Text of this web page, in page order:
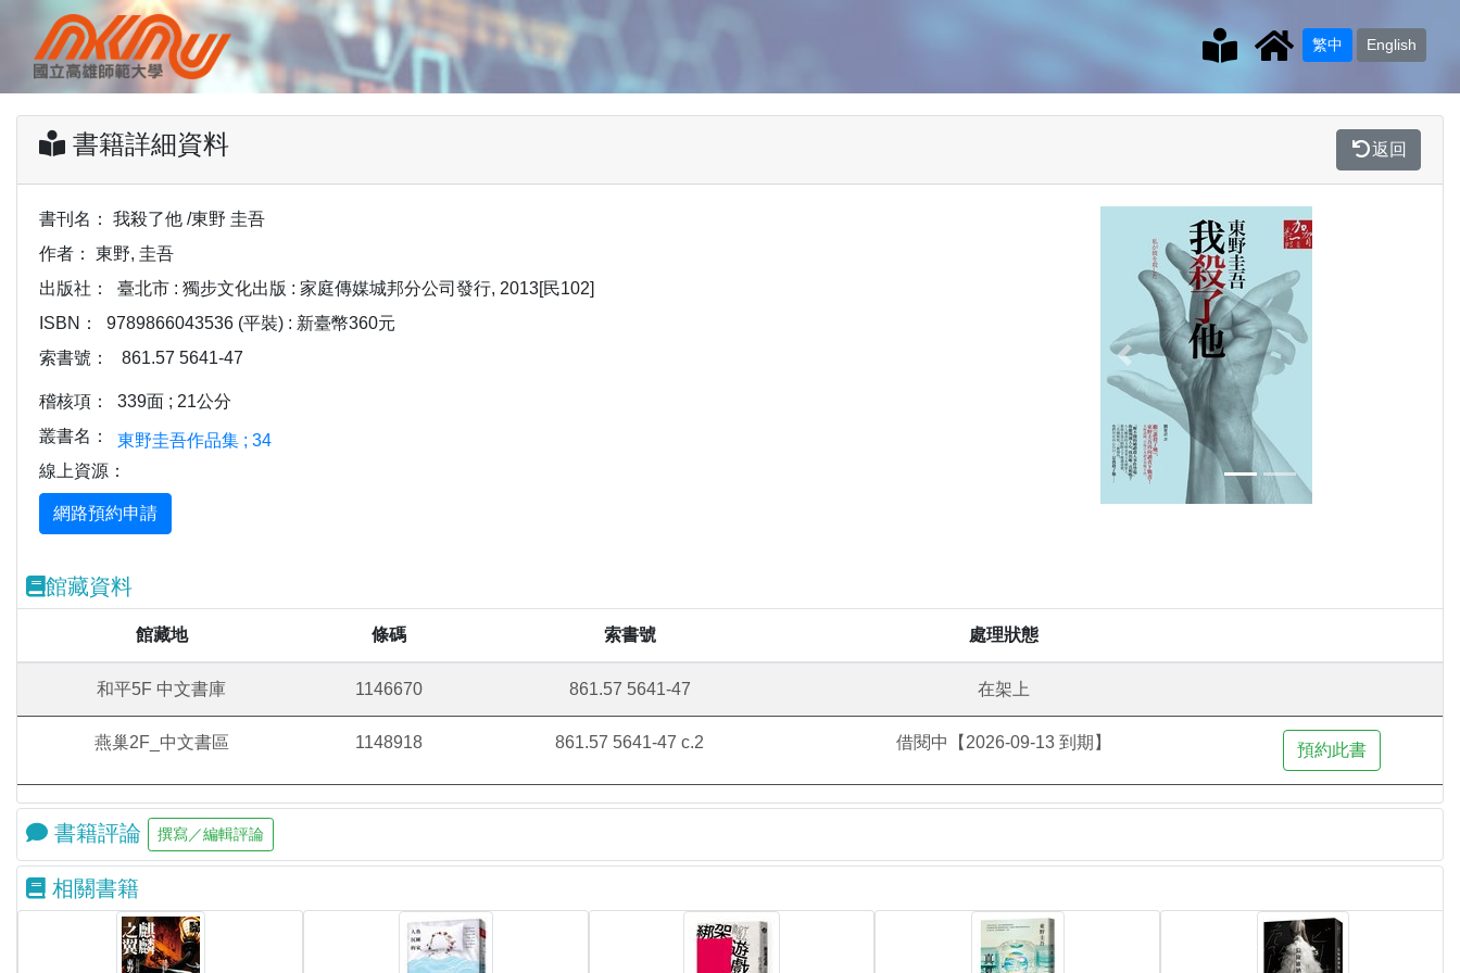
繁中 English
書籍詳細資料 返回
書刊名：
我殺了他 /東野 圭吾
作者：
東野, 圭吾
出版社：
臺北市 : 獨步文化出版 : 家庭傳媒城邦分公司發行, 2013[民102]
ISBN：
9789866043536 (平裝) : 新臺幣360元
索書號：
861.57 5641-47
稽核項：
339面 ; 21公分
叢書名：
東野圭吾作品集 ; 34
線上資源：
Previous
館藏資料
館藏地 條碼 索書號 處理狀態
和平5F 中文書庫 1146670 861.57 5641-47 在架上
燕巢2F_中文書區 1148918 861.57 5641-47 c.2 借閱中【2026-09-13 到期】
書籍評論
相關書籍